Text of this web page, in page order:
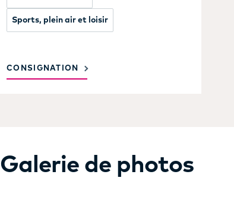
Sports, plein air et loisir
CONSIGNATION
Galerie de photos